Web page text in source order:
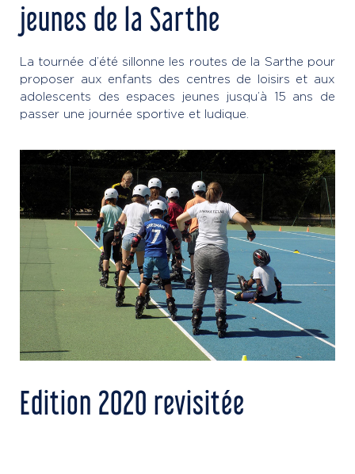
jeunes de la Sarthe
La tournée d’été sillonne les routes de la Sarthe pour
proposer aux enfants des centres de loisirs et aux
adolescents des espaces jeunes jusqu’à 15 ans de
passer une journée sportive et ludique.
Edition 2020 revisitée